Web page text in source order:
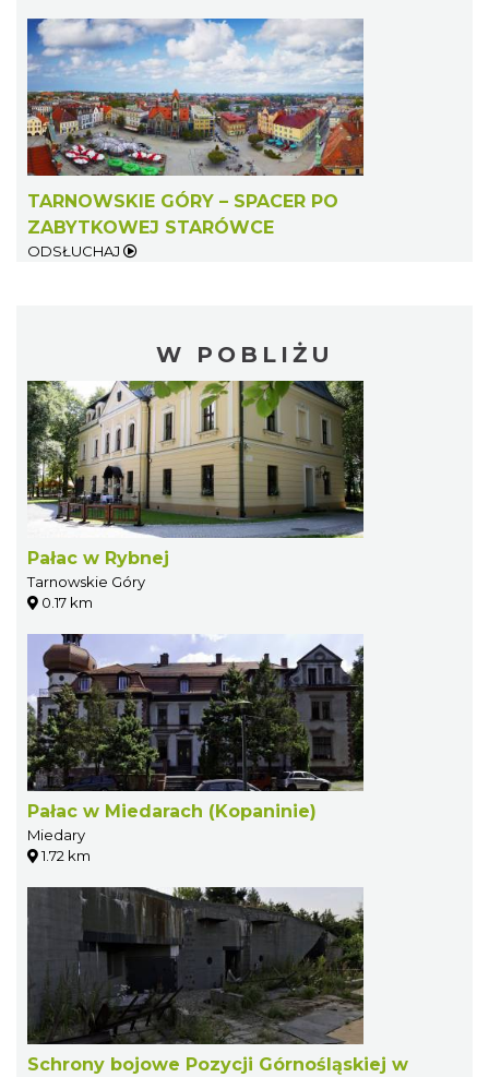
TARNOWSKIE GÓRY – SPACER PO
ZABYTKOWEJ STARÓWCE
ODSŁUCHAJ
W POBLIŻU
Pałac w Rybnej
Tarnowskie Góry
0.17 km
Pałac w Miedarach (Kopaninie)
Miedary
1.72 km
Schrony bojowe Pozycji Górnośląskiej w